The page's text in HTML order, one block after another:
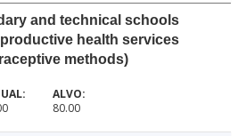
and technical schools
health services
methods)
80.00